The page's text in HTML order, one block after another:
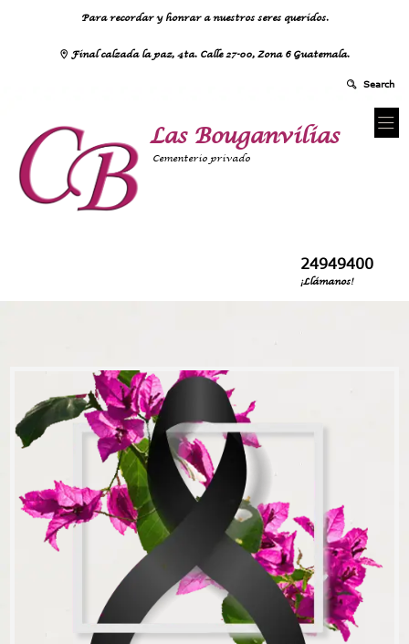
Para recordar y honrar a nuestros seres queridos.
Final calzada la paz, 4ta. Calle 27-00, Zona 6 Guatemala.
Las Bouganvilias
Cementerio privado
24949400
¡Llámanos!